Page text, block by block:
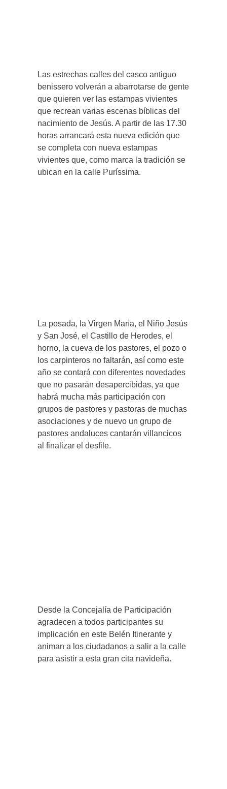
Las estrechas calles del casco antiguo
benissero volverán a abarrotarse de gente
que quieren ver las estampas vivientes
que recrean varias escenas bíblicas del
nacimiento de Jesús. A partir de las 17.30
horas arrancará esta nueva edición que
se completa con nueva estampas
vivientes que, como marca la tradición se
ubican en la calle Puríssima.
La posada, la Virgen María, el Niño Jesús
y San José, el Castillo de Herodes, el
horno, la cueva de los pastores, el pozo o
los carpinteros no faltarán, así como este
año se contará con diferentes novedades
que no pasarán desapercibidas, ya que
habrá mucha más participación con
grupos de pastores y pastoras de muchas
asociaciones y de nuevo un grupo de
pastores andaluces cantarán villancicos
al finalizar el desfile.
Desde la Concejalía de Participación
agradecen a todos participantes su
implicación en este Belén Itinerante y
animan a los ciudadanos a salir a la calle
para asistir a esta gran cita navideña.